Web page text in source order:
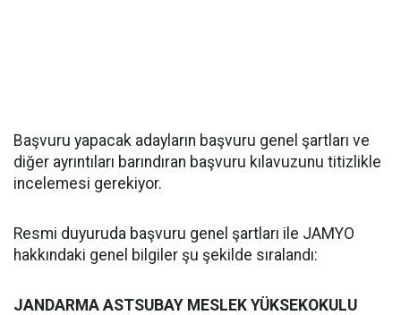
Başvuru yapacak adayların başvuru genel şartları ve
diğer ayrıntıları barındıran başvuru kılavuzunu titizlikle
incelemesi gerekiyor.
Resmi duyuruda başvuru genel şartları ile JAMYO
hakkındaki genel bilgiler şu şekilde sıralandı:
JANDARMA ASTSUBAY MESLEK YÜKSEKOKULU